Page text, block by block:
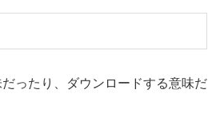
ったり、ダウンロードする意味だ